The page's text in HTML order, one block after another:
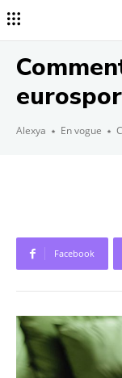
Alexya En vogue
Facebook